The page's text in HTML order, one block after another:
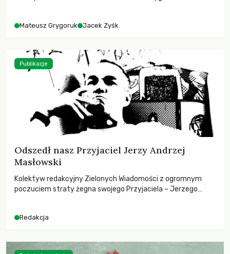
Mateusz Grygoruk Jacek Zyśk
Odszedł nasz Przyjaciel Jerzy Andrzej
Masłowski
Kolektyw redakcyjny Zielonych Wiadomości z ogromnym
poczuciem straty żegna swojego Przyjaciela – Jerzego
Redakcja
Publikacje